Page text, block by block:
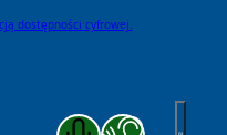
Zakończ komunikację głosową
Zakończ czytanie pod
dostępności cyfrowej.